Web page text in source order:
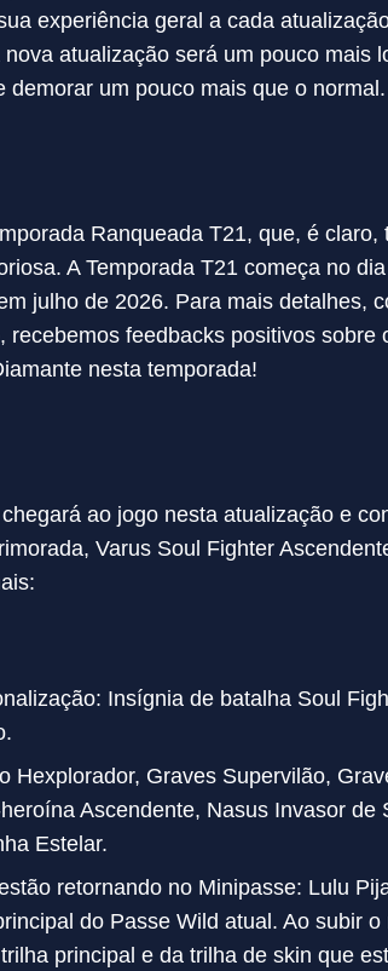
experiência geral a cada
atualização será um pouco mais
demorar um pouco mais que o normal.
Ranqueada T21, que, é
A Temporada T21 começa no
julho de 2026. Para mais detalhes,
recebemos feedbacks positivos sobre
nesta temporada!
ao jogo nesta atualização e
Varus Soul Fighter
Insígnia de batalha Soul
Hexplorador, Graves Supervilão,
Ascendente, Nasus Invasor
Estelar.
retornando no Minipasse: Lulu
do Passe Wild atual. Ao subir
principal e da trilha de skin que